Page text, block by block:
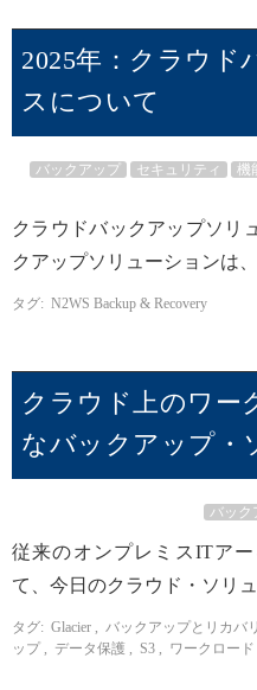
2025年：クラウド
スについて
バックアップ
セキュリティ 機
クラウドバックアップソリ
クアップソリューションは
タグ: N2WS Backup & Recovery
クラウド上のワー
なバックアップ・
バック
従来のオンプレミスITア
て、今日のクラウド・ソリ
タグ: Glacier バックアップとリカバリ
ップ
データ保護 S3 ワークロード